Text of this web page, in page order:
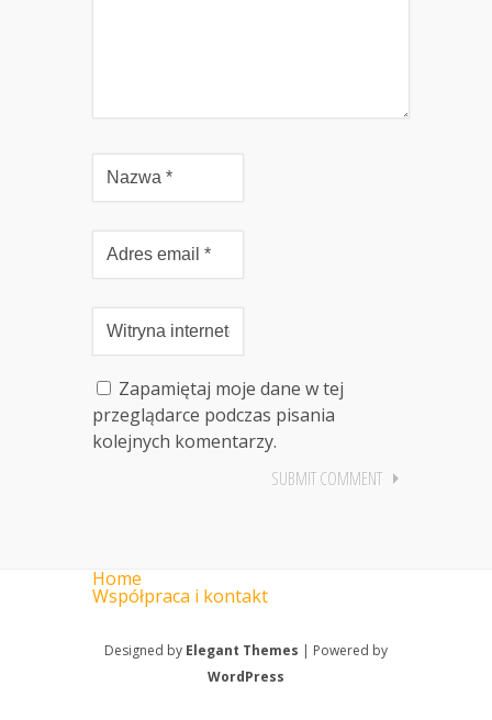
Zapamiętaj moje dane w tej
przeglądarce podczas pisania
kolejnych komentarzy.
Home
Współpraca i kontakt
Designed by Elegant Themes | Powered by
WordPress